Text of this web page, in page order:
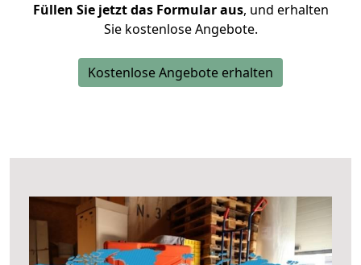
Füllen Sie jetzt das Formular aus, und erhalten
Sie kostenlose Angebote.
Kostenlose Angebote erhalten